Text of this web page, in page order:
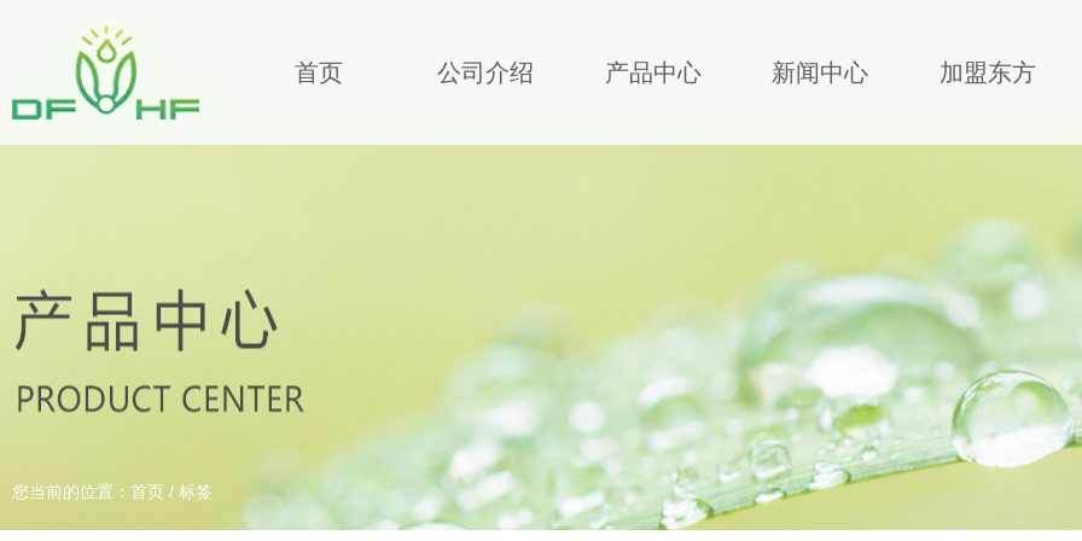
首页 公司介绍 产品中心 新闻中心 加盟东方
您当前的位置：首页 / 标签